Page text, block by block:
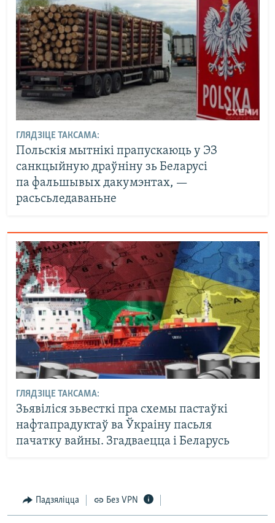
ГЛЯДЗІЦЕ ТАКСАМА:
Польскія мытнікі прапускаюць у ЭЗ
санкцыйную драўніну зь Беларусі
па фальшывых дакумэнтах, —
расьсьледаваньне
ГЛЯДЗІЦЕ ТАКСАМА:
Зьявіліся зьвесткі пра схемы пастаўкі
нафтапрадуктаў ва Ўкраіну пасьля
пачатку вайны. Згадваецца і Беларусь
Падзяліцца Без VPN